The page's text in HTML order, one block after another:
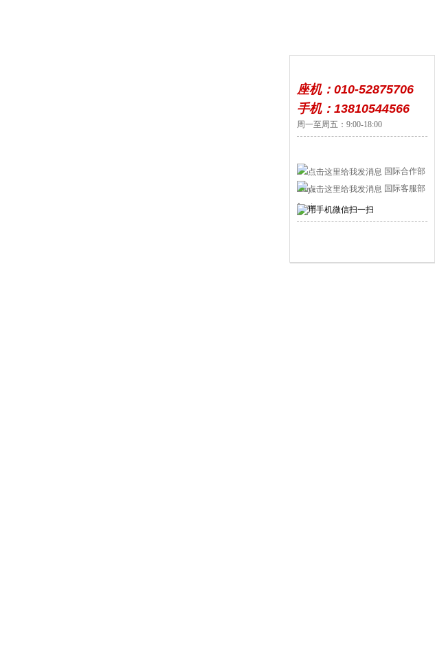
座机：010-52875706
手机：13810544566
周一至周五：9:00-18:00
国际合作部
Jocye
国际客服部
Jessie